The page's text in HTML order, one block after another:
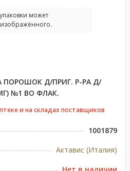
может
изображённого.
Д/ПРИГ. Р-РА Д/
№1 ВО ФЛАК.
и на складах поставщиков
1001879
Актавис (Италия)